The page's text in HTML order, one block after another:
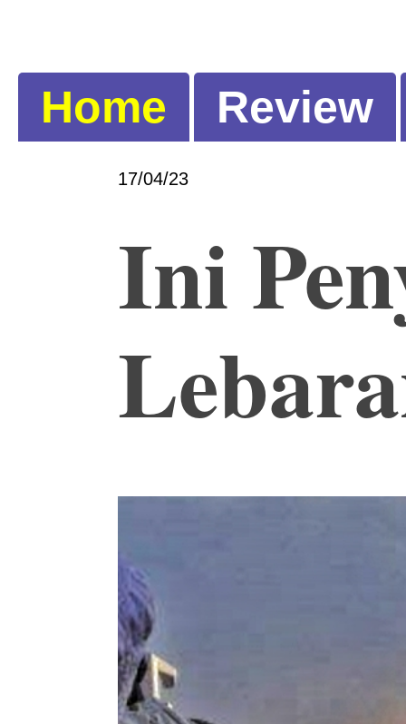
Home Review
17/04/23
Ini